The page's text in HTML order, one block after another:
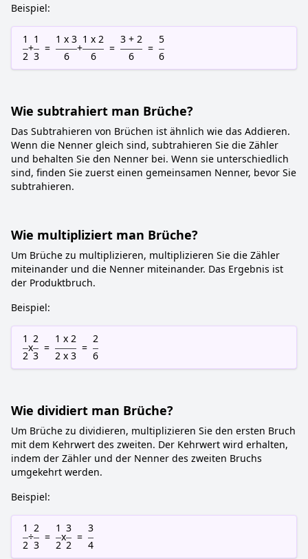
Beispiel:
1
2
+
1
3
=
1 x 3
6
+
1 x 2
6
=
3 + 2
6
=
5
6
Wie subtrahiert man Brüche?
Das Subtrahieren von Brüchen ist ähnlich wie das Addieren.
Wenn die Nenner gleich sind, subtrahieren Sie die Zähler
und behalten Sie den Nenner bei. Wenn sie unterschiedlich
sind, finden Sie zuerst einen gemeinsamen Nenner, bevor Sie
subtrahieren.
Wie multipliziert man Brüche?
Um Brüche zu multiplizieren, multiplizieren Sie die Zähler
miteinander und die Nenner miteinander. Das Ergebnis ist
der Produktbruch.
Beispiel:
1
2
x
2
3
=
1 x 2
2 x 3
=
2
6
Wie dividiert man Brüche?
Um Brüche zu dividieren, multiplizieren Sie den ersten Bruch
mit dem Kehrwert des zweiten. Der Kehrwert wird erhalten,
indem der Zähler und der Nenner des zweiten Bruchs
umgekehrt werden.
Beispiel:
1
2
÷
2
3
=
1
2
x
3
2
=
3
4